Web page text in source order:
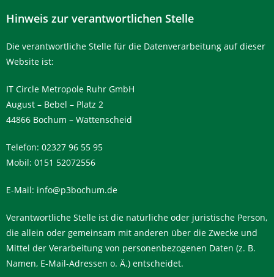
Hinweis zur verantwortlichen Stelle
Die verantwortliche Stelle für die Datenverarbeitung auf dieser
Website ist:
IT Circle Metropole Ruhr GmbH
August – Bebel – Platz 2
44866 Bochum – Wattenscheid
Telefon: 02327 96 55 95
Mobil: 0151 52072556
E-Mail: info@p3bochum.de
Verantwortliche Stelle ist die natürliche oder juristische Person,
die allein oder gemeinsam mit anderen über die Zwecke und
Mittel der Verarbeitung von personenbezogenen Daten (z. B.
Namen, E-Mail-Adressen o. Ä.) entscheidet.